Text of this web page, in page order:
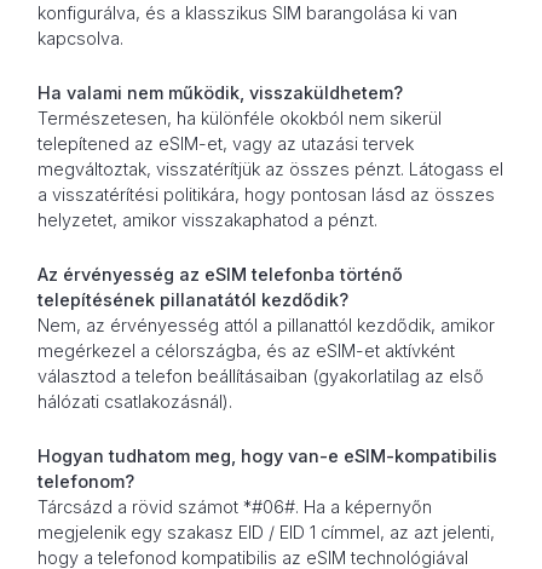
konfigurálva, és a klasszikus SIM barangolása ki van
kapcsolva.
Ha valami nem működik, visszaküldhetem?
Természetesen, ha különféle okokból nem sikerül
telepítened az eSIM-et, vagy az utazási tervek
megváltoztak, visszatérítjük az összes pénzt. Látogass el
a visszatérítési politikára, hogy pontosan lásd az összes
helyzetet, amikor visszakaphatod a pénzt.
Az érvényesség az eSIM telefonba történő
telepítésének pillanatától kezdődik?
Nem, az érvényesség attól a pillanattól kezdődik, amikor
megérkezel a célországba, és az eSIM-et aktívként
választod a telefon beállításaiban (gyakorlatilag az első
hálózati csatlakozásnál).
Hogyan tudhatom meg, hogy van-e eSIM-kompatibilis
telefonom?
Tárcsázd a rövid számot *#06#. Ha a képernyőn
megjelenik egy szakasz EID / EID 1 címmel, az azt jelenti,
hogy a telefonod kompatibilis az eSIM technológiával